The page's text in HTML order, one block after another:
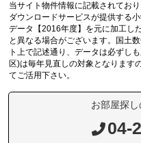
当サイト物件情報に記載されてお
ダウンロードサービスが提供する
データ【2016年度】を元に加工し
と異なる場合がございます。国土
ト上で記述通り、データは必ずし
区)は毎年見直しの対象となります
てご活用下さい。
お部屋探
04-